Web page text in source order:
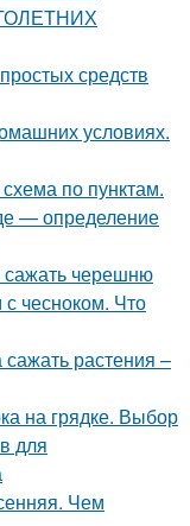
средств
условиях.
по пунктам.
— определение
сажать черешню
чесноком. Что
сажать растения –
на грядке. Выбор
для
Чем